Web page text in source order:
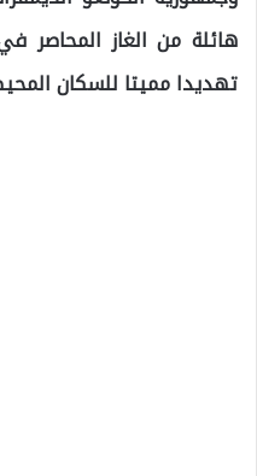
هائلة من الغاز المحاصر
تهديدا مميتا للسكان